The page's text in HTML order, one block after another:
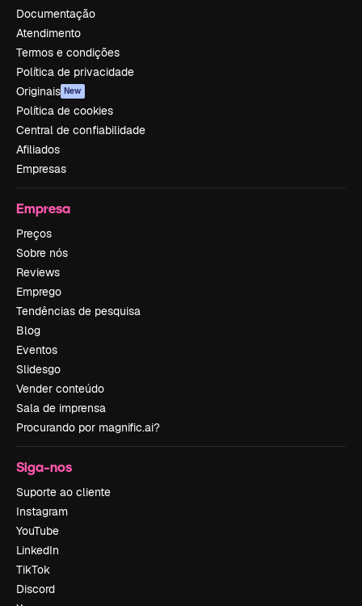
Documentação
Atendimento
Termos e condições
Política de privacidade
Originais New
Política de cookies
Central de confiabilidade
Afiliados
Empresas
Empresa
Preços
Sobre nós
Reviews
Emprego
Tendências de pesquisa
Blog
Eventos
Slidesgo
Vender conteúdo
Sala de imprensa
Procurando por magnific.ai?
Siga-nos
Suporte ao cliente
Instagram
YouTube
LinkedIn
TikTok
Discord